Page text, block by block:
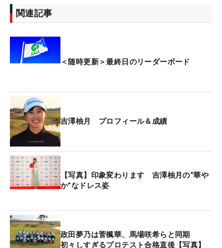
15位タイ。昨年覇者の稲垣那奈子はトータル13オー
バー・66位タイでホールアウトしている。
賞金総額は1億4000万円。優勝者には2520万円が贈
られる。
関連記事
＜随時更新＞最終日のリーダーボード
吉澤柚月 プロフィール＆成績
【写真】印象変わります 吉澤柚月の“華や
か”なドレス姿
政田夢乃は菅楓華、馬場咲希らと同期
初々しすぎるプロテスト合格直後【写真】